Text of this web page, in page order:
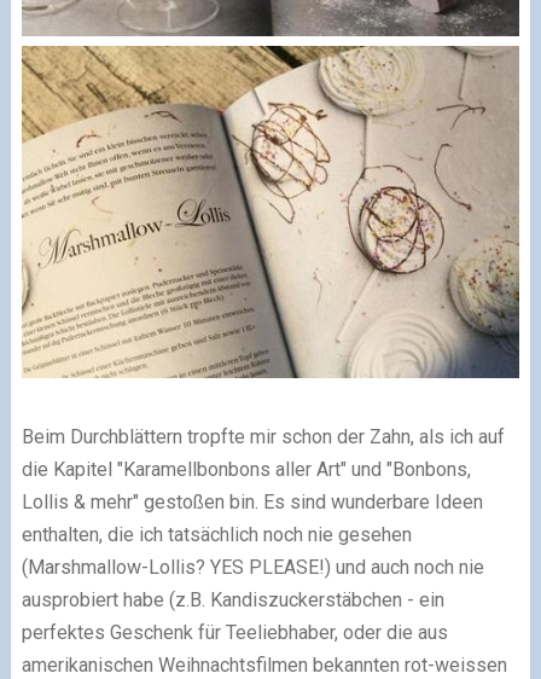
Beim Durchblättern tropfte mir schon der Zahn, als ich auf
die Kapitel "Karamellbonbons aller Art" und "Bonbons,
Lollis & mehr" gestoßen bin. Es sind wunderbare Ideen
enthalten, die ich tatsächlich noch nie gesehen
(Marshmallow-Lollis? YES PLEASE!) und auch noch nie
ausprobiert habe (z.B. Kandiszuckerstäbchen - ein
perfektes Geschenk für Teeliebhaber, oder die aus
amerikanischen Weihnachtsfilmen bekannten rot-weissen